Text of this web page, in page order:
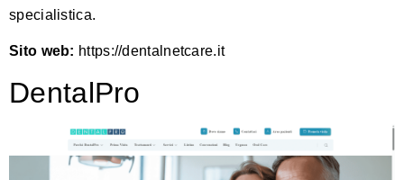
specialistica.
Sito web: https://dentalnetcare.it
DentalPro